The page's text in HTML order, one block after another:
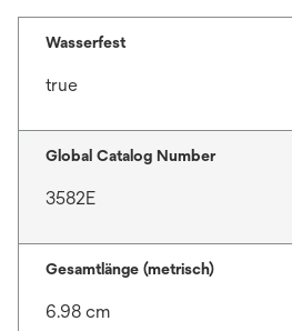
Wasserfest
true
Global Catalog Number
3582E
Gesamtlänge (metrisch)
6.98 cm